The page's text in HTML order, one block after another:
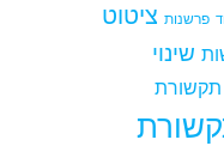
פרשנות ציטוט
שינוי
תקשורת